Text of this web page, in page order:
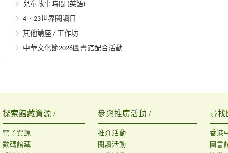
兒童故事時間 (英語)
4．23世界閱讀日
其他講座 / 工作坊
中華文化節2026圖書館配合活動
探索館藏資源 /
電子資源
數碼館藏
參與推廣活動 /
推介活動
閱讀活動
尋找
香港
圖書